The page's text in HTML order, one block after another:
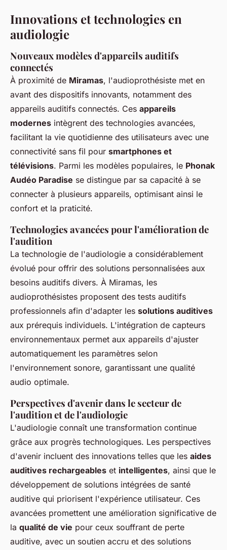
Innovations et technologies en
audiologie
Nouveaux modèles d'appareils auditifs
connectés
À proximité de Miramas, l'audioprothésiste met en
avant des dispositifs innovants, notamment des
appareils auditifs connectés. Ces appareils
modernes intègrent des technologies avancées,
facilitant la vie quotidienne des utilisateurs avec une
connectivité sans fil pour smartphones et
télévisions. Parmi les modèles populaires, le Phonak
Audéo Paradise se distingue par sa capacité à se
connecter à plusieurs appareils, optimisant ainsi le
confort et la praticité.
Technologies avancées pour l'amélioration de
l'audition
La technologie de l'audiologie a considérablement
évolué pour offrir des solutions personnalisées aux
besoins auditifs divers. À Miramas, les
audioprothésistes proposent des tests auditifs
professionnels afin d'adapter les solutions auditives
aux prérequis individuels. L'intégration de capteurs
environnementaux permet aux appareils d'ajuster
automatiquement les paramètres selon
l'environnement sonore, garantissant une qualité
audio optimale.
Perspectives d'avenir dans le secteur de
l'audition et de l'audiologie
L'audiologie connaît une transformation continue
grâce aux progrès technologiques. Les perspectives
d'avenir incluent des innovations telles que les aides
auditives rechargeables et intelligentes, ainsi que le
développement de solutions intégrées de santé
auditive qui priorisent l'expérience utilisateur. Ces
avancées promettent une amélioration significative de
la qualité de vie pour ceux souffrant de perte
auditive, avec un soutien accru et des solutions